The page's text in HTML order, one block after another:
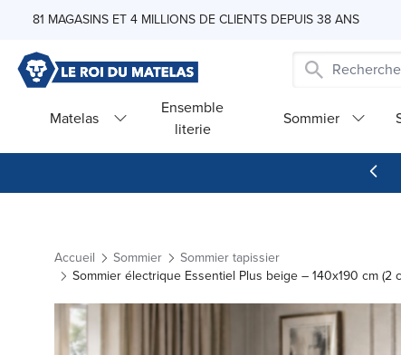
Skip to Content
81 MAGASINS ET 4 MILLIONS DE CLIENTS DEPUIS 38 ANS
Matelas
Ensemble
literie
Sommier
Accueil Sommier
Sommier tapissier
Sommier électrique Essentiel Plus beige – 140x190 cm (2